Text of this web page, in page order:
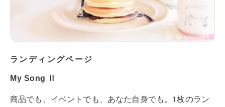
ランディングページ
My Song Ⅱ
商品でも、イベントでも、あなた自身でも。1枚のラン